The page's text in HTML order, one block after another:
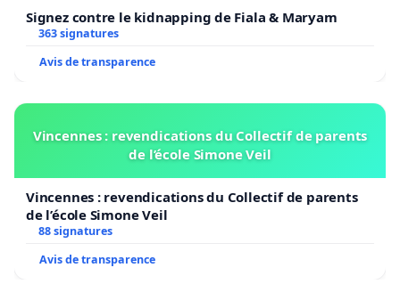
Signez contre le kidnapping de Fiala & Maryam
363 signatures
Avis de transparence
Vincennes : revendications du Collectif de parents
de l’école Simone Veil
Vincennes : revendications du Collectif de parents
de l’école Simone Veil
88 signatures
Avis de transparence